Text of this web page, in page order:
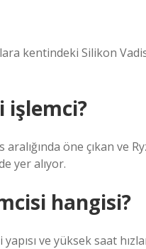
kentindeki Silikon
işlemci?
öne çıkan ve
yer alıyor.
hangisi?
ve yüksek saat